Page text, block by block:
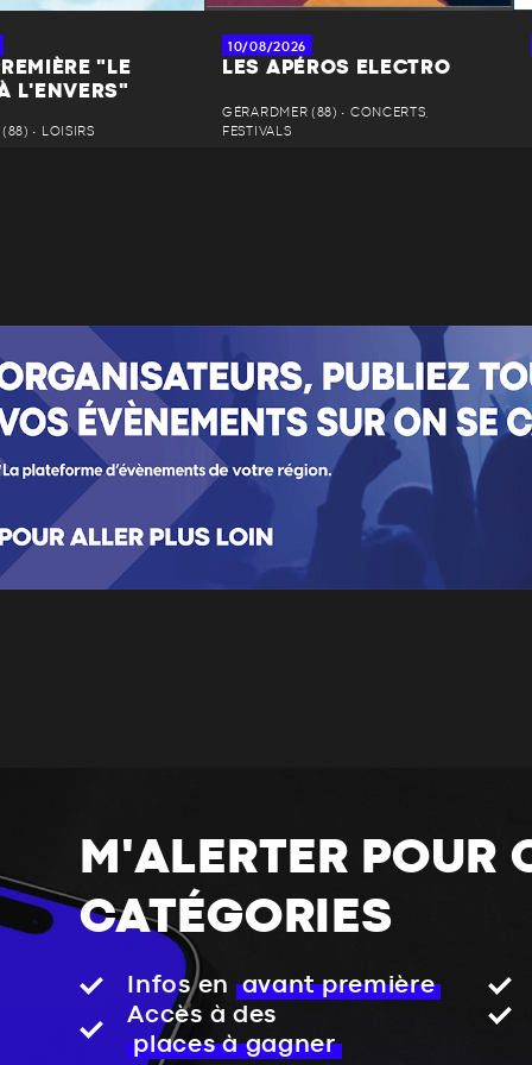
"LE
L'ENVERS"
• LOISIRS
10/08/2026
LES APÉROS ELECTRO
GÉRARDMER (88) • CONCERTS,
FESTIVALS
M'ALERTER POUR
CATÉGORIES
Infos en
avant première
Accès à des
places à gagner